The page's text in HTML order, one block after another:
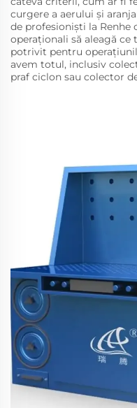
curgere a aerului și
de profesioniști la Renhe
operaționali să aleagă
potrivit pentru
avem totul, inclusiv
praf ciclon sau colector